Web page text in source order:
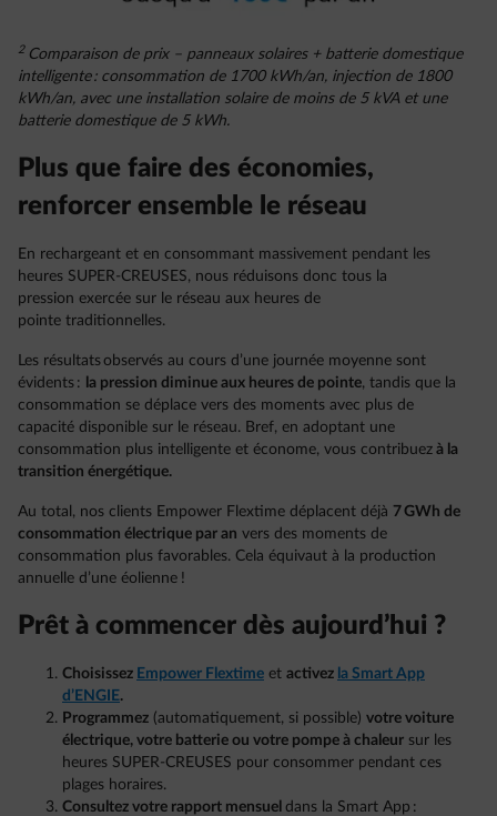
2 Comparaison de prix – panneaux solaires + batterie domestique
intelligente : consommation de 1700 kWh/an, injection de 1800
kWh/an, avec une installation solaire de moins de 5 kVA et une
batterie domestique de 5 kWh.
Plus que faire des économies,
renforcer ensemble le réseau
En rechargeant et en consommant massivement pendant les
heures SUPER-CREUSES, nous réduisons donc tous la
pression exercée sur le réseau aux heures de
pointe traditionnelles.
Les résultats observés au cours d’une journée moyenne sont
évidents : la pression diminue aux heures de pointe, tandis que la
consommation se déplace vers des moments avec plus de
capacité disponible sur le réseau. Bref, en adoptant une
consommation plus intelligente et économe, vous contribuez à la
transition énergétique.
Au total, nos clients Empower Flextime déplacent déjà 7 GWh de
consommation électrique par an vers des moments de
consommation plus favorables. Cela équivaut à la production
annuelle d’une éolienne !
Prêt à commencer dès aujourd’hui ?
Choisissez Empower Flextime et activez la Smart App
d’ENGIE.
Programmez (automatiquement, si possible) votre voiture
électrique, votre batterie ou votre pompe à chaleur sur les
heures SUPER-CREUSES pour consommer pendant ces
plages horaires.
Consultez votre rapport mensuel dans la Smart App :